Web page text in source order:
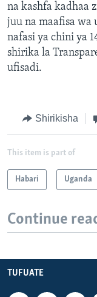
na kashfa kadhaa
juu na maafisa wa
nafasi ya chini ya
shirika la
ufisadi.
Shirikisha
This item is part of
Habari Uganda
Continue
TUFUATE